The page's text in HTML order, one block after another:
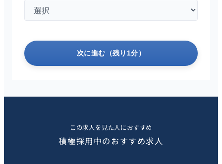
次に進む（残り1分）
この求人を見た人におすすめ
積極採用中のおすすめ求人